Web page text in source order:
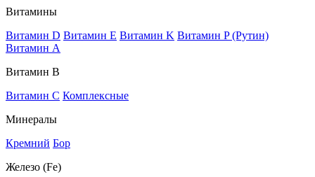
Витамины
Витамин D Витамин E Витамин K Витамин P (Рутин)
Витамин А
Витамин В
Витамин C Комплексные
Минералы
Кремний Бор
Железо (Fe)